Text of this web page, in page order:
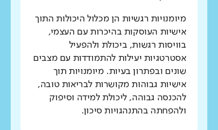
מיומנויות רגשיות הן מכלול היכולות התוך
אישיות העוסקות בהיכרות עם העצמי,
בוויסות רגשות, ביכולת ולהפעיל
אסטרטגיות יעילות להתמודדות עם מצבים
שונים ובפתרון בעיות. מיומנויות תוך
אישיות גבוהות מקושרות לבריאות טובה,
להכנסה גבוהה, ליכולת למידה וסיפוק
ולהפחתה בהתנהגויות סיכון.